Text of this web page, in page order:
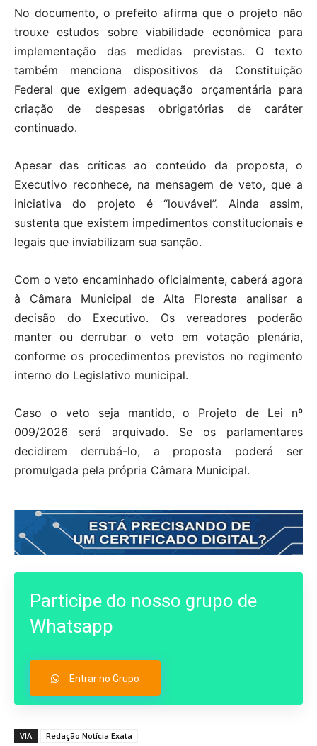
No documento, o prefeito afirma que o projeto não
trouxe estudos sobre viabilidade econômica para
implementação das medidas previstas. O texto
também menciona dispositivos da Constituição
Federal que exigem adequação orçamentária para
criação de despesas obrigatórias de caráter
continuado.
Apesar das críticas ao conteúdo da proposta, o
Executivo reconhece, na mensagem de veto, que a
iniciativa do projeto é “louvável”. Ainda assim,
sustenta que existem impedimentos constitucionais e
legais que inviabilizam sua sanção.
Com o veto encaminhado oficialmente, caberá agora
à Câmara Municipal de Alta Floresta analisar a
decisão do Executivo. Os vereadores poderão
manter ou derrubar o veto em votação plenária,
conforme os procedimentos previstos no regimento
interno do Legislativo municipal.
Caso o veto seja mantido, o Projeto de Lei nº
009/2026 será arquivado. Se os parlamentares
decidirem derrubá-lo, a proposta poderá ser
promulgada pela própria Câmara Municipal.
Participe do nosso grupo de
Whatsapp
Entrar no Grupo
VIA
Redação Notícia Exata